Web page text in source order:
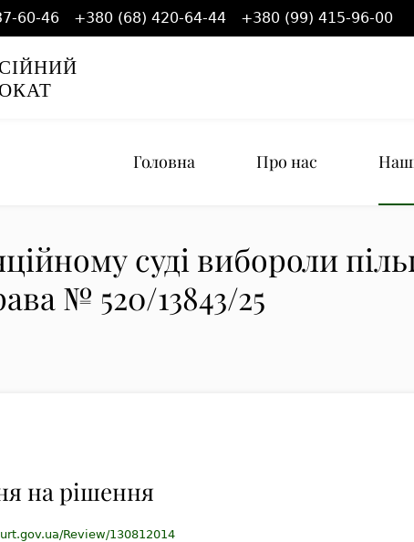
60-46 +380 (68) 420-64-44 +380 (99) 415-96-00
Головна Про нас
суді вибороли
№ 520/13843/25
на рішення
Review/130812014